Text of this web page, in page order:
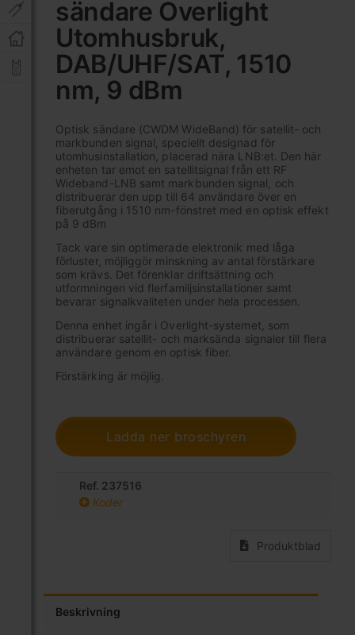
sändare Overlight
Utomhusbruk,
DAB/UHF/SAT, 1510
nm, 9 dBm
Optisk sändare (CWDM WideBand) för satellit- och
markbunden signal, speciellt designad för
utomhusinstallation, placerad nära LNB:et. Den här
enheten tar emot en satellitsignal från ett RF
Wideband-LNB samt markbunden signal, och
distribuerar den upp till 64 användare över en
fiberutgång i 1510 nm-fönstret med en optisk effekt
på 9 dBm
Tack vare sin optimerade elektronik med låga
förluster, möjliggör minskning av antal förstärkare
som krävs. Det förenklar driftsättning och
utformningen vid flerfamiljsinstallationer samt
bevarar signalkvaliteten under hela processen.
Denna enhet ingår i Overlight-systemet, som
distribuerar satellit- och marksända signaler till flera
användare genom en optisk fiber.
Förstärking är möjlig.
Ladda ner broschyren
Ref. 237516
Koder
Produktblad
av
bildgalleriet
Beskrivning